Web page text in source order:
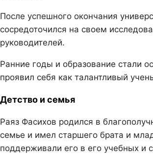
После успешного окончания
сосредоточился на своем
руководителей.
Ранние годы и образование стали
проявил себя как талантливый
Детство и семья
Раяз Фасихов родился в
семье и имел старшего брата и
поддерживали его в его учебных и